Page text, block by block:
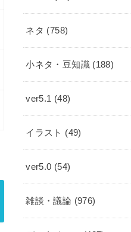
ネタ (758)
小ネタ・豆知識 (188)
ver5.1 (48)
イラスト (49)
ver5.0 (54)
雑談・議論 (976)